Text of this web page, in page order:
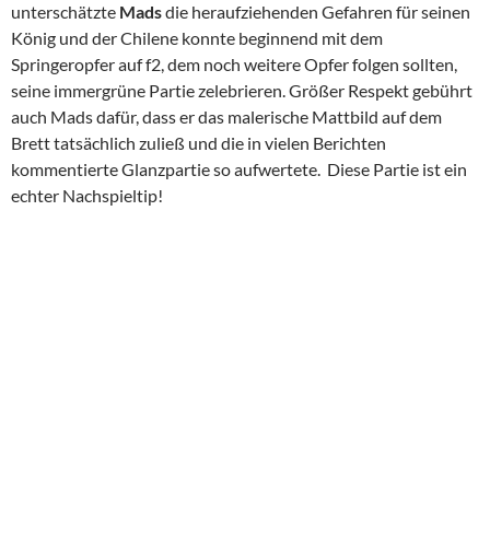
unterschätzte Madsdie heraufziehenden Gefahren für seinen
König und der Chilene konnte beginnend mit dem
Springeropfer auf f2, dem noch weitere Opfer folgen sollten,
seine immergrüne Partie zelebrieren. Größer Respekt gebührt
auch Mads dafür, dass er das malerische Mattbild auf dem
Brett tatsächlich zuließ und die in vielen Berichten
kommentierte Glanzpartie so aufwertete. Diese Partie ist ein
echter Nachspieltip!